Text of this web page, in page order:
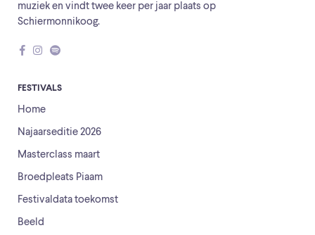
muziek en vindt twee keer per jaar plaats op
Schiermonnikoog.
FESTIVALS
Home
Najaarseditie 2026
Masterclass maart
Broedpleats Piaam
Festivaldata toekomst
Beeld